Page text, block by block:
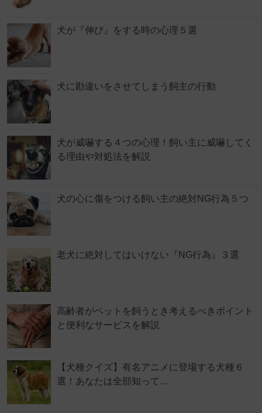
犬が『伸び』をする時の心理５選
犬に勘違いをさせてしまう飼主の行動
犬が威嚇する４つの心理！飼い主に威嚇してく
る理由や対処法を解説
犬の心に傷をつける飼い主の絶対NG行為５つ
老犬に絶対してはいけない『NG行為』３選
高齢者がペットを飼うとき考えるべきポイント
と便利なサービスを解説
【犬種クイズ】有名アニメに登場する犬種６
選！あなたは全部知って…